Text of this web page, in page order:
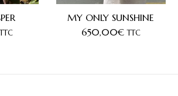
MY ONLY SUNSHINE
650,00€ TTC